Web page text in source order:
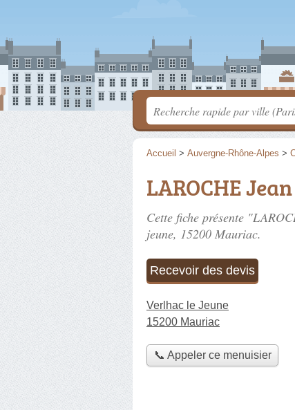
Accueil > Auvergne-Rhône-Alpes >
LAROCHE
Cette fiche présente
jeune, 15200 Mauriac.
Recevoir des devis
Verlhac le Jeune
15200 Mauriac
📞 Appeler ce menuisier